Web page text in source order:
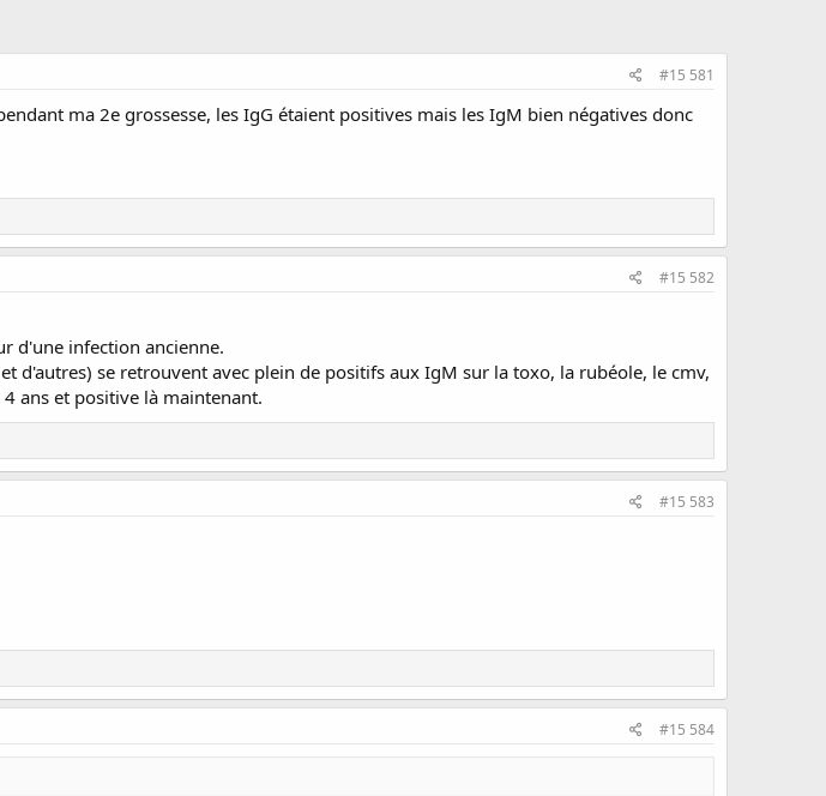
#15 581
ma 2e grossesse, les IgG étaient positives mais les IgM bien négatives donc
#15 582
d'une infection ancienne.
d'autres) se retrouvent avec plein de positifs aux IgM sur la toxo, la rubéole, le cmv,
ans et positive là maintenant.
#15 583
#15 584